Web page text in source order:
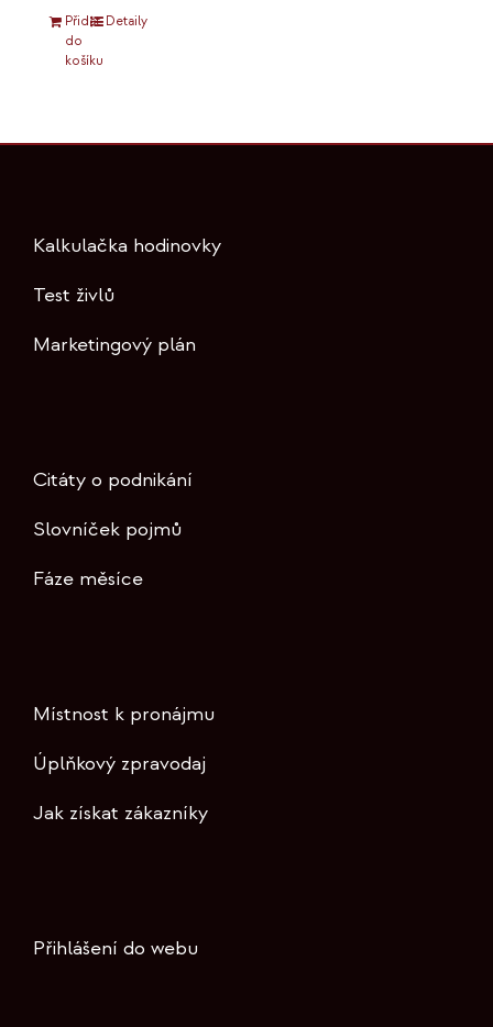
Přidat
do
košíku
Detaily
Kalkulačka hodinovky
Test živlů
Marketingový plán
Citáty o podnikání
Slovníček pojmů
Fáze měsíce
Místnost k pronájmu
Úplňkový zpravodaj
Jak získat zákazníky
Přihlášení do webu